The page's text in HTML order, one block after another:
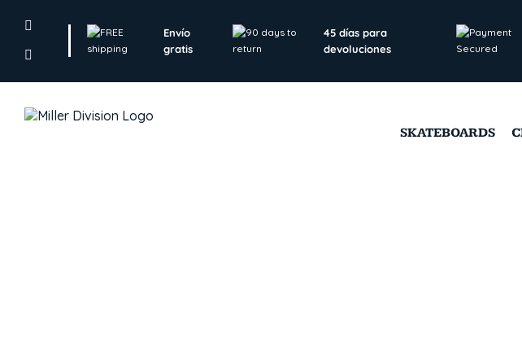
Envío
gratis
45 días para
devoluciones
SKATEBOARDS